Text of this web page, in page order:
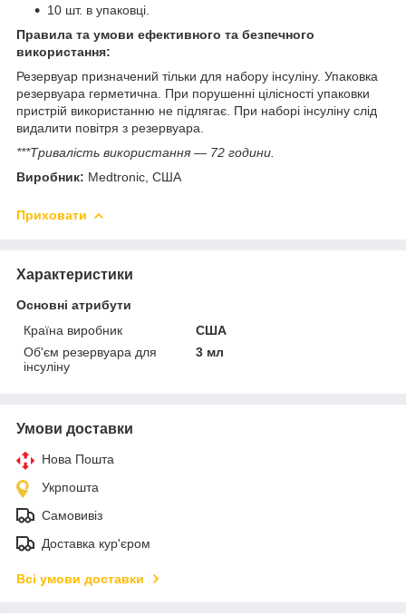
10 шт. в упаковці.
Правила та умови ефективного та безпечного
використання:
Резервуар призначений тільки для набору інсуліну. Упаковка
резервуара герметична. При порушенні цілісності упаковки
пристрій використанню не підлягає. При наборі інсуліну слід
видалити повітря з резервуара.
***Тривалість використання — 72 години.
Виробник: Medtronic, США
Приховати
Характеристики
Основні атрибути
Країна виробник
США
Об'єм резервуара для
інсуліну
3 мл
Умови доставки
Нова Пошта
Укрпошта
Самовивіз
Доставка кур'єром
Всі умови доставки